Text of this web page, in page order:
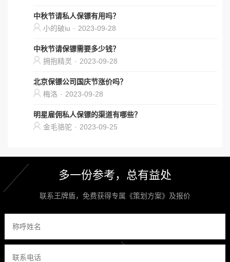
中秋节请私人保镖有用吗？
小的破iu · 2023-09-28
中秋节请保镖需要多少钱？
拥抱精灵 · 2023-09-28
北京保镖公司国庆节涨价吗？
梅洛 · 2023-09-28
明星雇佣私人保镖的渠道有哪些？
金毛骆驼 · 2023-09-25
多一份参考，总有益处
联系王牌盾，免费获得专属《策划方案》及报价